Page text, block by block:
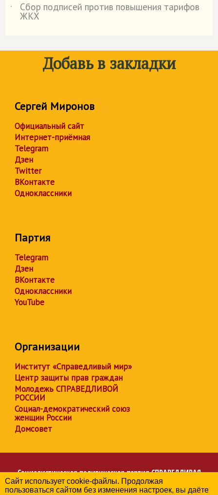
˙
Сбор подписей против повышения тарифов
ЖКХ
Добавь в закладки
Сергей Миронов
Официальный сайт
Интернет-приёмная
Telegram
Дзен
Twitter
ВКонтакте
Одноклассники
Партия
Telegram
Дзен
ВКонтакте
Одноклассники
YouTube
Организации
Институт «Справедливый мир»
Центр защиты прав граждан
Молодежь СПРАВЕДЛИВОЙ
РОССИИ
Социал-демократический союз
женщин России
Домсовет
Социалистическая политическая партияСПРАВЕДЛИВАЯ
РОССИЯ
Сайт использует cookie-файлы. Продолжая
пользоваться сайтом без изменения настроек, вы даёте